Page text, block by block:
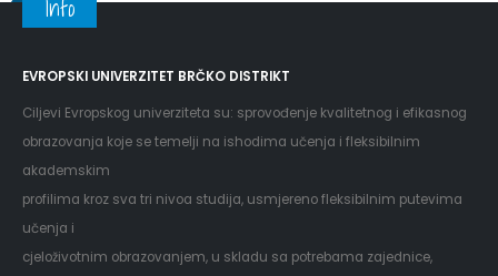
Info
EVROPSKI UNIVERZITET BRČKO DISTRIKT
Ciljevi Evropskog univerziteta su: sprovođenje kvalitetnog i efikasnog
obrazovanja koje se temelji na ishodima učenja i fleksibilnim
akademskim
profilima kroz sva tri nivoa studija, usmjereno fleksibilnim putevima
učenja i
cjeloživotnim obrazovanjem, u skladu sa potrebama zajednice,